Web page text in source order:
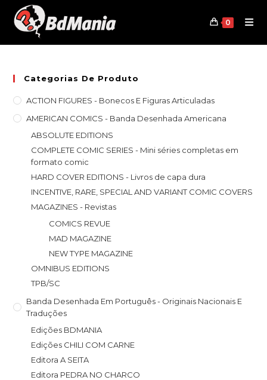
content
0
Categorias De Produto
ACTION FIGURES - Bonecos E Figuras Articuladas
AMERICAN COMICS - Banda Desenhada Americana
ABSOLUTE EDITIONS
COMPLETE COMIC SERIES - Mini séries completas em
formato comic
HARD COVER EDITIONS - Livros de capa dura
INCENTIVE, RARE, SPECIAL AND VARIANT COMIC COVERS
MAGAZINES - Revistas
COMICS REVUE
MAD MAGAZINE
NEW TYPE MAGAZINE
OMNIBUS EDITIONS
TPB/SC
Banda Desenhada Em Português - Originais Nacionais E
Traduções
Edições BDMANIA
Edições CHILI COM CARNE
Editora A SEITA
Editora PEDRA NO CHARCO